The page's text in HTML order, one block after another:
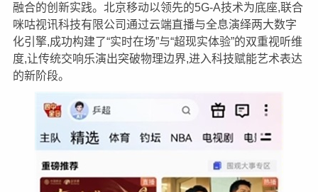
融合的创新实践。北京移动以领先的5G-A技术为底座,联合
咪咕视讯科技有限公司通过云端直播与全息演绎两大数字
化引擎,成功构建了“实时在场”与“超现实体验”的双重视听维
度,让传统交响乐演出突破物理边界,进入科技赋能艺术表达
的新阶段。